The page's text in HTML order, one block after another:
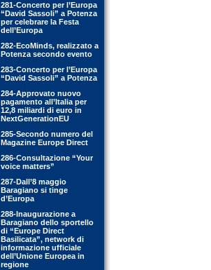
281-Concerto per l’Europa
“David Sassoli” a Potenza
per celebrare la Festa
dell’Europa
282-EcoMinds, realizzato a
Potenza secondo evento
283-Concerto per l’Europa
“David Sassoli” a Potenza
284-Approvato nuovo
pagamento all’Italia per
12,8 miliardi di euro in
NextGenerationEU
285-Secondo numero del
Magazine Europe Direct
286-Consultazione “Your
voice matters”
287-Dall’8 maggio
Baragiano si tinge
d’Europa
288-Inaugurazione a
Baragiano dello sportello
di “Europe Direct
Basilicata”, network di
informazione ufficiale
dell’Unione Europea in
regione